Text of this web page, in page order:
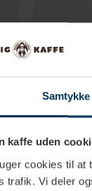
Samtykke
kaffe uden
cookies til at
trafik. Vi deler
BWT